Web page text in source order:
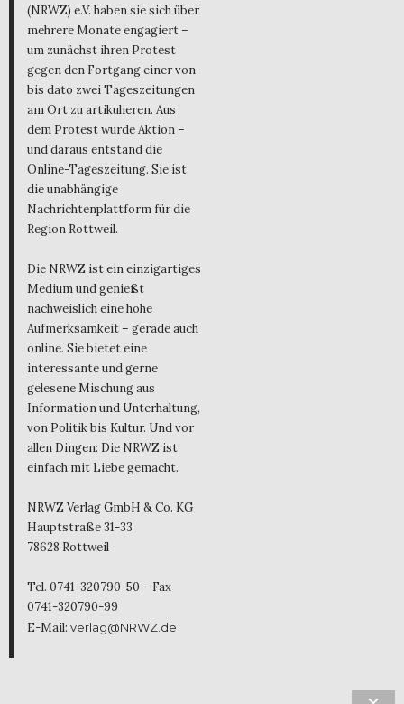
(NRWZ) e.V. haben sie sich über
mehrere Monate engagiert –
um zunächst ihren Protest
gegen den Fortgang einer von
bis dato zwei Tageszeitungen
am Ort zu artikulieren. Aus
dem Protest wurde Aktion –
und daraus entstand die
Online-Tageszeitung. Sie ist
die unabhängige
Nachrichtenplattform für die
Region Rottweil.
Die NRWZ ist ein einzigartiges
Medium und genießt
nachweislich eine hohe
Aufmerksamkeit – gerade auch
online. Sie bietet eine
interessante und gerne
gelesene Mischung aus
Information und Unterhaltung,
von Politik bis Kultur. Und vor
allen Dingen: Die NRWZ ist
einfach mit Liebe gemacht.
NRWZ Verlag GmbH & Co. KG
Hauptstraße 31-33
78628 Rottweil
Tel. 0741-320790-50 – Fax
0741-320790-99
E-Mail: verlag@NRWZ.de